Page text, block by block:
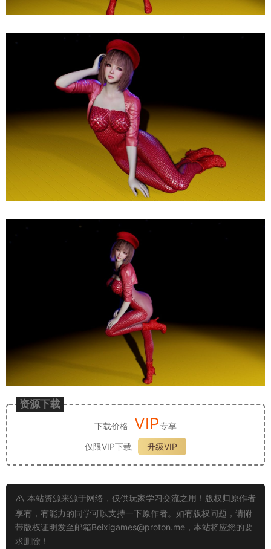
资源下载
下载价格 VIP专享
仅限VIP下载
升级VIP
本站资源来源于网络，仅供玩家学习交流之用！版权归原作者
享有，有能力的同学可以支持一下原作者。如有版权问题，请附
带版权证明发至邮箱Beixigames@proton.me ，本站将应您的要
求删除！